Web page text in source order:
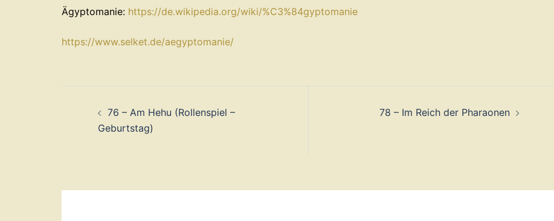
Ägyptomanie: ⁠https://de.wikipedia.org/wiki/%C3%84gyptomanie⁠
⁠https://www.selket.de/aegyptomanie/⁠
76 – Am Hehu (Rollenspiel –
Geburtstag)
78 – Im Reich der Pharaonen